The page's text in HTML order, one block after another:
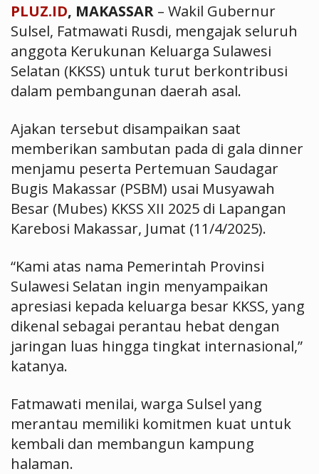
PLUZ.ID, MAKASSAR – Wakil Gubernur
Sulsel, Fatmawati Rusdi, mengajak seluruh
anggota Kerukunan Keluarga Sulawesi
Selatan (KKSS) untuk turut berkontribusi
dalam pembangunan daerah asal.
Ajakan tersebut disampaikan saat
memberikan sambutan pada di gala dinner
menjamu peserta Pertemuan Saudagar
Bugis Makassar (PSBM) usai Musyawah
Besar (Mubes) KKSS XII 2025 di Lapangan
Karebosi Makassar, Jumat (11/4/2025).
“Kami atas nama Pemerintah Provinsi
Sulawesi Selatan ingin menyampaikan
apresiasi kepada keluarga besar KKSS, yang
dikenal sebagai perantau hebat dengan
jaringan luas hingga tingkat internasional,”
katanya.
Fatmawati menilai, warga Sulsel yang
merantau memiliki komitmen kuat untuk
kembali dan membangun kampung
halaman.